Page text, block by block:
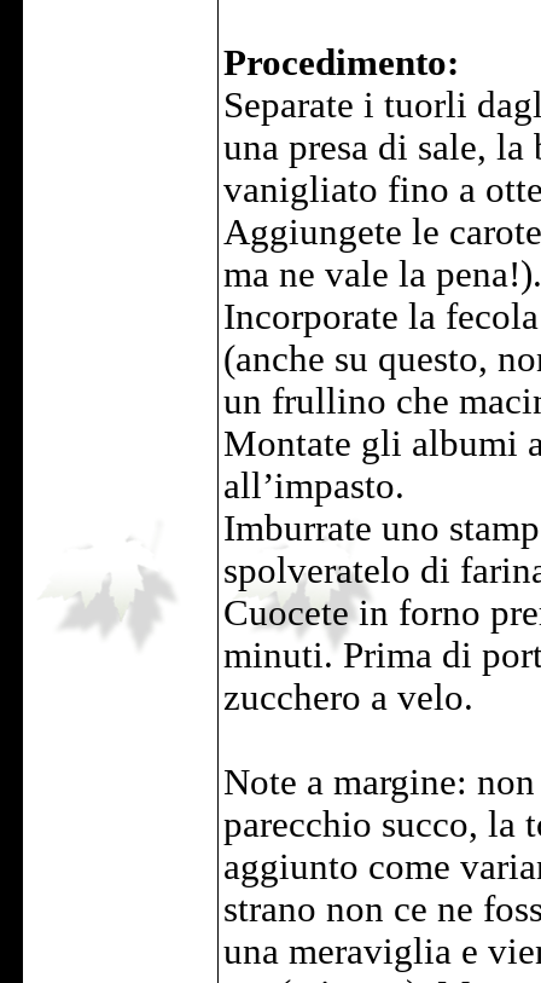
Procedimento:
Separate i tuorli
una presa di sale,
vanigliato fino a
Aggiungete le
ma ne vale la pena!).
Incorporate la
(anche su questo,
un frullino che
Montate gli albumi
all’impasto.
Imburrate uno
spolveratelo di
Cuocete in forno
minuti. Prima di
zucchero a velo.
Note a margine:
parecchio succo, la
aggiunto come
strano non ce ne
una meraviglia e